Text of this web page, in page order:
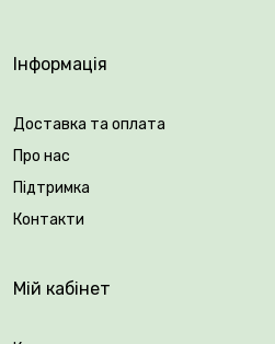
Тріумф, які залишаються поза
тюльпанів від
Інформація
Доставка та оплата
Про нас
Підтримка
Контакти
Мій кабінет